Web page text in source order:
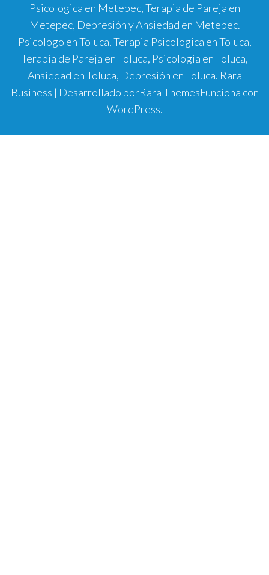
Psicologica en Metepec, Terapia de Pareja en
Metepec, Depresión y Ansiedad en Metepec.
Psicologo en Toluca, Terapia Psicologica en Toluca,
Terapia de Pareja en Toluca, Psicologia en Toluca,
Ansiedad en Toluca, Depresión en Toluca. Rara
Business | Desarrollado porRara ThemesFunciona con
WordPress.